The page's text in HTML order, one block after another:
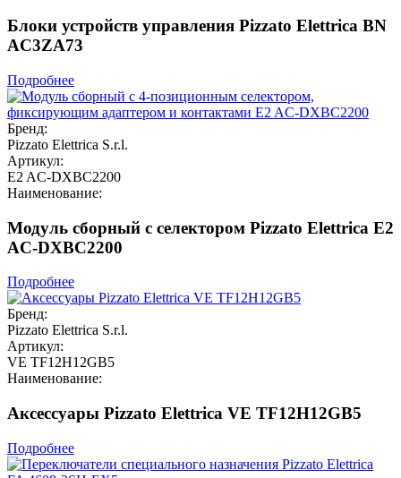
Блоки устройств управления Pizzato Elettrica BN
AC3ZA73
Подробнее
Бренд:
Pizzato Elettrica S.r.l.
Артикул:
E2 AC-DXBC2200
Наименование:
Модуль сборный с селектором Pizzato Elettrica E2
AC-DXBC2200
Подробнее
Бренд:
Pizzato Elettrica S.r.l.
Артикул:
VE TF12H12GB5
Наименование:
Аксессуары Pizzato Elettrica VE TF12H12GB5
Подробнее